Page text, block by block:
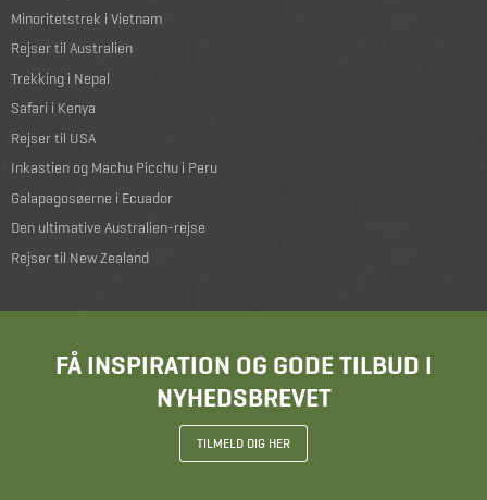
Minoritetstrek i Vietnam
Rejser til Australien
Trekking i Nepal
Safari i Kenya
Rejser til USA
Inkastien og Machu Picchu i Peru
Galapagosøerne i Ecuador
Den ultimative Australien-rejse
Rejser til New Zealand
FÅ INSPIRATION OG GODE TILBUD I
NYHEDSBREVET
TILMELD DIG HER